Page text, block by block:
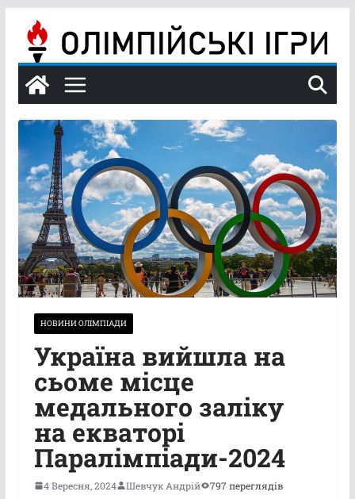
вмісту
НОВИНИ ОЛІМПІАДИ
Україна вийшла на
сьоме місце
медального заліку
на екваторі
Паралімпіади-2024
4 Вересня, 2024 Шевчук Андрій 797 переглядів